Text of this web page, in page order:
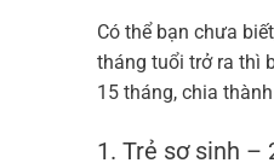
Có thể bạn chưa
tháng tuổi trở ra thì
15 tháng, chia
1. Trẻ sơ sinh –